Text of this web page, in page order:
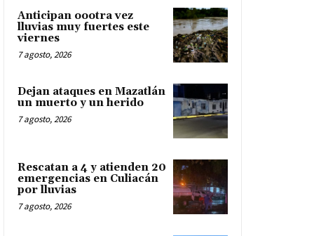
Anticipan oootra vez
lluvias muy fuertes este
viernes
7 agosto, 2026
Dejan ataques en Mazatlán
un muerto y un herido
7 agosto, 2026
Rescatan a 4 y atienden 20
emergencias en Culiacán
por lluvias
7 agosto, 2026